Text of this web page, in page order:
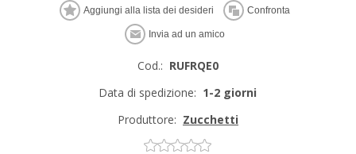
Cod.: RUFRQE0
Data di spedizione: 1-2 giorni
Produttore: Zucchetti